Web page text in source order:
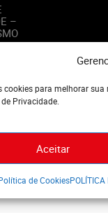
cookies para melhorar
Privacidade.
Aceitar
de CookiesPOLÍTICA
–